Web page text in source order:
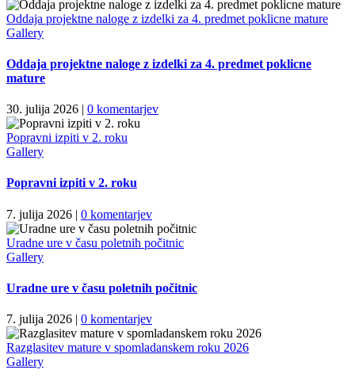
Oddaja projektne naloge z izdelki za 4. predmet poklicne mature
Gallery
Oddaja projektne naloge z izdelki za 4. predmet poklicne
mature
30. julija 2026 | 0 komentarjev
Popravni izpiti v 2. roku
Gallery
Popravni izpiti v 2. roku
7. julija 2026 | 0 komentarjev
Uradne ure v času poletnih počitnic
Gallery
Uradne ure v času poletnih počitnic
7. julija 2026 | 0 komentarjev
Razglasitev mature v spomladanskem roku 2026
Gallery